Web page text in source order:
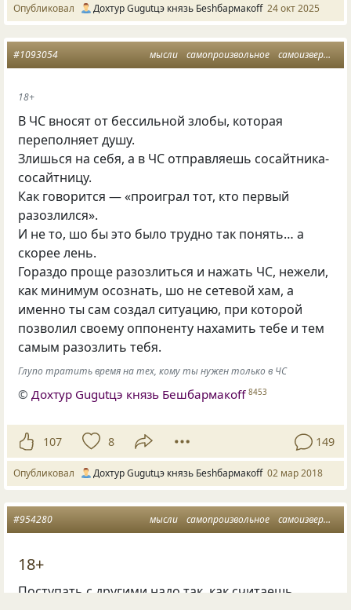
Опубликовал Дохтур Gugutцэ князь Беshбармакоff 24 окт 2025
мысли самопроизвольное самоизвержение
#1093054
18+
В ЧС вносят от бессильной злобы, которая
переполняет душу.
Злишься на себя, а в ЧС отправляешь сосайтника-
сосайтницу.
Как говорится — «проиграл тот, кто первый
разозлился».
И не то, шо бы это было трудно так понять… а
скорее лень.
Гораздо проще разозлиться и нажать ЧС, нежели,
как минимум осознать, шо не сетевой хам, а
именно ты сам создал ситуацию, при которой
позволил своему оппоненту нахамить тебе и тем
самым разозлить тебя.
Глупо тратить время на тех, кому ты нужен только в ЧС
©Дохтур Gugutцэ князь Бешбармакоff 8453
107 8 149
Опубликовал Дохтур Gugutцэ князь Беshбармакоff 02 мар 2018
мысли самопроизвольное самоизвержение
#954280
18+
Поступать с другими надо так, как считаешь